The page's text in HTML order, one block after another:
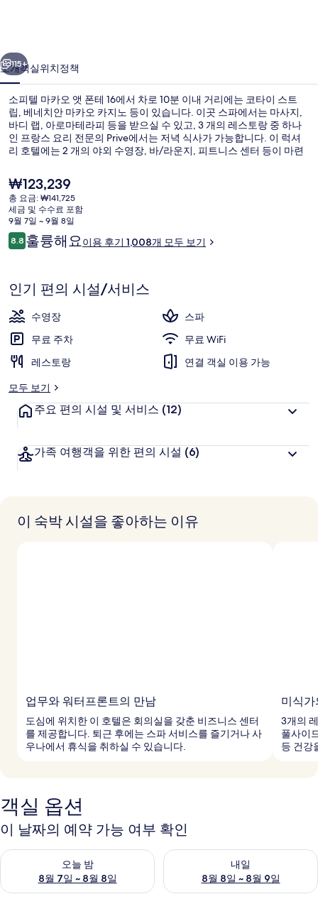
폰
테
16
의
사
진
갤
러
리
115+
소개객실위치정책
소피텔 마카오 앳 폰테 16에서 차로 10분 이내 거리에는 코타이 스트
립, 베네치안 마카오 카지노 등이 있습니다. 이곳 스파에서는 마사지,
바디 랩, 아로마테라피 등을 받으실 수 있고, 3 개의 레스토랑 중 하나
인 프랑스 요리 전문의 Prive에서는 저녁 식사가 가능합니다. 이 럭셔
리 호텔에는 2 개의 야외 수영장, 바/라운지, 피트니스 센터 등이 마련
장히 만족했습니다.
현
재
가
격
은
₩123,239
₩123,239
총 요금: ₩141,725
세금 및 수수료 포함
9월 7일 ~ 9월 8일
이
용
기
8.810점 만점 중 8.8점.
훌륭해요이용 후기 1,008개 모두 보기
인기 편의 시설/서비스
수영장
스파
무료 주차
무료 WiFi
레스토랑
연결 객실 이용 가능
모두 보기
주요 편의 시설 및 서비스 (12)
가족 여행객을 위한 편의 시설 (6)
이 숙박 시설을 좋아하는 이유
업무와 워터프론트의 만남
도심에 위치한 이 호텔은 회의실을 갖춘 비즈니스 센터
를 제공합니다. 퇴근 후에는 스파 서비스를 즐기거나 사
우나에서 휴식을 취하실 수 있습니다.
미식
3개의
풀사이
등 건강
객실 옵션
이 날짜의 예약 가능 여부 확인
오늘 밤
8월 7일 ~ 8월 8일
오늘 밤 예약 가능 여부 확인, 8월 7일 ~ 8월 8일
내일
8월 8일 ~ 8월 9일
내일 예약 가능 여부 확인, 8월